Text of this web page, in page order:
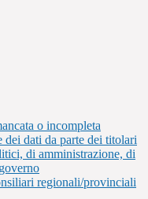
o incompleta
dei dati da parte dei titolari
di amministrazione, di
regionali/provinciali